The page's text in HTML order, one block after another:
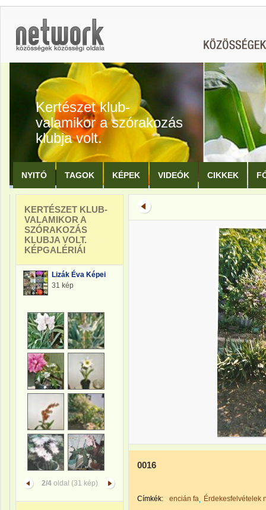
Kertészet klub-
valamikor a szórakozás
klubja volt.
NYITÓ TAGOK KÉPEK VIDEÓK CIKKEK
KERTÉSZET KLUB-
VALAMIKOR A
SZÓRAKOZÁS
KLUBJA VOLT.
KÉPGALÉRIÁI
Lizák Éva Képei
31 kép
2/4oldal (31 kép)
0016
Címkék: encián fa
Érdekesfelvételek